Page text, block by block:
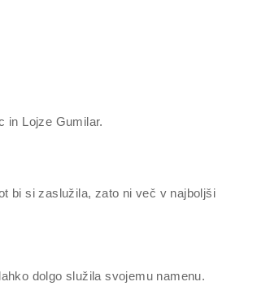
in Lojze Gumilar.
bi si zaslužila, zato ni več v najboljši
dolgo služila svojemu namenu.